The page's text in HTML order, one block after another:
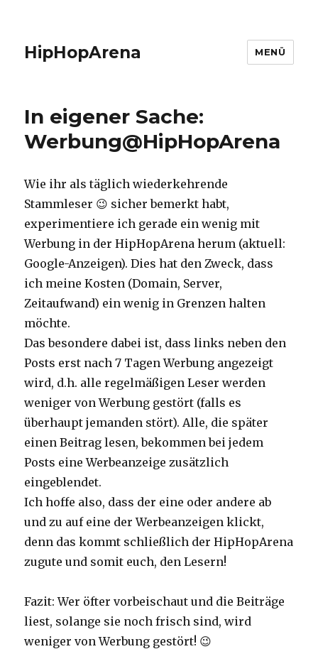
HipHopArena MENÜ
In eigener Sache:
Werbung@HipHopArena
Wie ihr als täglich wiederkehrende
Stammleser 😉 sicher bemerkt habt,
experimentiere ich gerade ein wenig mit
Werbung in der HipHopArena herum (aktuell:
Google-Anzeigen). Dies hat den Zweck, dass
ich meine Kosten (Domain, Server,
Zeitaufwand) ein wenig in Grenzen halten
möchte.
Das besondere dabei ist, dass links neben den
Posts erst nach 7 Tagen Werbung angezeigt
wird, d.h. alle regelmäßigen Leser werden
weniger von Werbung gestört (falls es
überhaupt jemanden stört). Alle, die später
einen Beitrag lesen, bekommen bei jedem
Posts eine Werbeanzeige zusätzlich
eingeblendet.
Ich hoffe also, dass der eine oder andere ab
und zu auf eine der Werbeanzeigen klickt,
denn das kommt schließlich der HipHopArena
zugute und somit euch, den Lesern!
Fazit: Wer öfter vorbeischaut und die Beiträge
liest, solange sie noch frisch sind, wird
weniger von Werbung gestört! 😉